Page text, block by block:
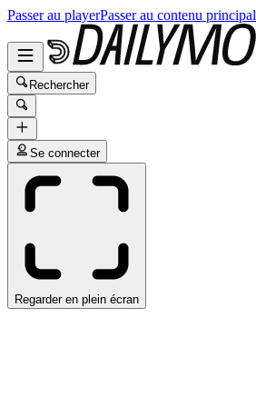
Passer au playerPasser au contenu principal
Rechercher
Se connecter
Regarder en plein écran